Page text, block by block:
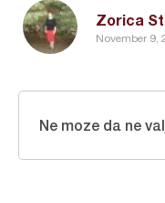
Zorica
November 9,
Ne moze da ne